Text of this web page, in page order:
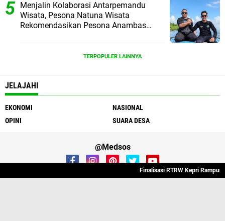
Menjalin Kolaborasi Antarpemandu
Wisata, Pesona Natuna Wisata
Rekomendasikan Pesona Anambas
TERPOPULER LAINNYA
JELAJAHI
EKONOMI
NASIONAL
OPINI
SUARA DESA
@Medsos
Finalisasi RTRW Kepri